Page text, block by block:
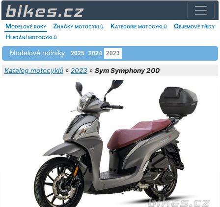
Modelové roky Značky motocyklů Kategorie motocyklů
Objemové třídy
Hledání motocyklů
Modelové ročníky 2025 2024 2023
Katalog motocyklů » 2023 » Sym Symphony 200